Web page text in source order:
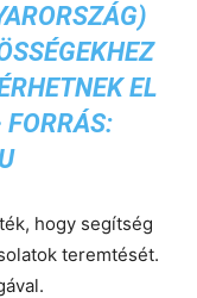
)
EL
hogy segítség
teremtését.